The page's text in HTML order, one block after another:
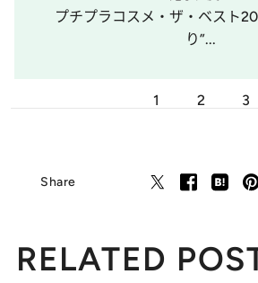
プチプラコスメ・ザ・ベスト
り”...
1 2 3
Share
RELATED